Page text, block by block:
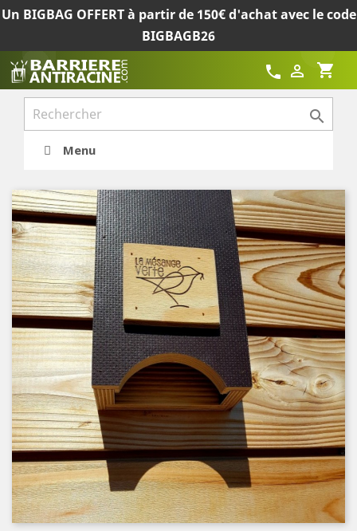
Un BIGBAG OFFERT à partir de 150€ d'achat avec le code
BIGBAGB26
shopping_cart

call

Menu